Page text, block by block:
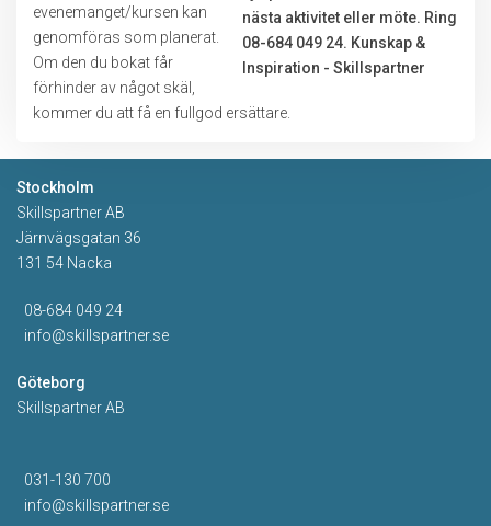
evenemanget/kursen kan
genomföras som planerat.
Om den du bokat får
förhinder av något skäl,
kommer du att få en fullgod ersättare.
Stockholm
Skillspartner AB
Järnvägsgatan 36
131 54 Nacka
08-684 049 24
info@skillspartner.se
Göteborg
Skillspartner AB
031-130 700
info@skillspartner.se